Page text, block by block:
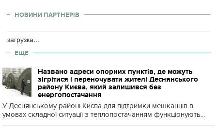
НОВИНИ ПАРТНЕРІВ
загрузка...
ЕЩЕ
Названо адреси опорних пунктів, де можуть
зігрітися і переночувати жителі Деснянського
району Києва, який залишився без
енергопостачання
У Деснянському районі Києва для підтримки мешканців в
умовах складної ситуації з теплопостачанням функціонують...